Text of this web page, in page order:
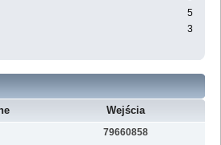
5
3
Wejścia
79660858